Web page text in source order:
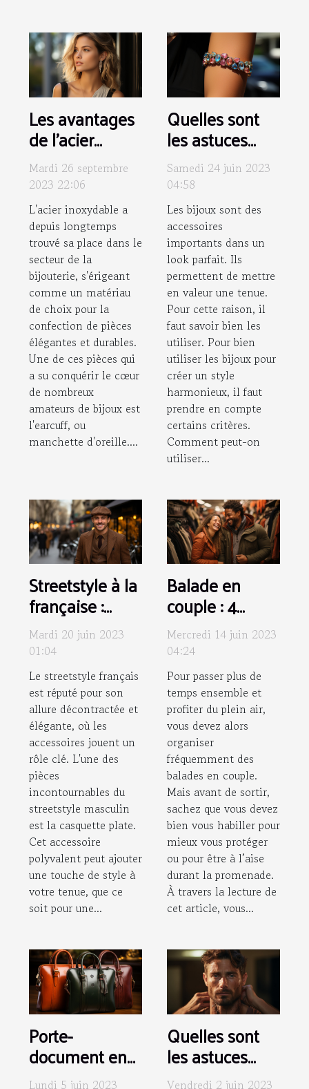
Les avantages
de l'acier
inoxydable
dans les bijoux:
focus sur
l'earcuff
Mardi 26 septembre
2023 22:06
L'acier inoxydable a
depuis longtemps
trouvé sa place dans le
secteur de la
bijouterie, s'érigeant
comme un matériau
de choix pour la
confection de pièces
élégantes et durables.
Une de ces pièces qui
a su conquérir le cœur
de nombreux
amateurs de bijoux est
l'earcuff, ou
manchette d'oreille....
Quelles sont
les astuces
pour
harmoniser ses
bijoux et sa
tenue ?
Samedi 24 juin 2023
04:58
Les bijoux sont des
accessoires
importants dans un
look parfait. Ils
permettent de mettre
en valeur une tenue.
Pour cette raison, il
faut savoir bien les
utiliser. Pour bien
utiliser les bijoux pour
créer un style
harmonieux, il faut
prendre en compte
certains critères.
Comment peut-on
utiliser...
Streetstyle à la
française :
Comment
associer une
casquette
plate homme à
votre tenue ?
Mardi 20 juin 2023
01:04
Le streetstyle français
est réputé pour son
allure décontractée et
élégante, où les
accessoires jouent un
rôle clé. L'une des
pièces
incontournables du
streetstyle masculin
est la casquette plate.
Cet accessoire
polyvalent peut ajouter
une touche de style à
votre tenue, que ce
soit pour une...
Balade en
couple : 4
conseils pour
bien choisir vos
vêtements
Mercredi 14 juin 2023
04:24
Pour passer plus de
temps ensemble et
profiter du plein air,
vous devez alors
organiser
fréquemment des
balades en couple.
Mais avant de sortir,
sachez que vous devez
bien vous habiller pour
mieux vous protéger
ou pour être à l’aise
durant la promenade.
À travers la lecture de
cet article, vous...
Porte-
document en
cuir : comment
Lundi 5 juin 2023
Quelles sont
les astuces
pour enlever
Vendredi 2 juin 2023